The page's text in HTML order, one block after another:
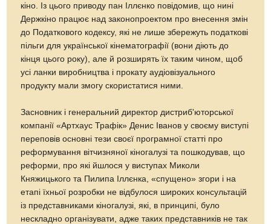
кіно. Із цього приводу пан Іллєнко повідомив, що нині
Держкіно працює над законопроектом про внесення змін
до Податкового кодексу, які не лише збережуть податкові
пільги для української кінематографії (вони діють до
кінця цього року), але й розширять їх таким чином, щоб
усі ланки виробництва і прокату аудіовізуального
продукту мали змогу скористатися ними.
Засновник і генеральний директор дистриб'юторської
компанії «Артхаус Трафік» Денис Іванов у своєму виступі
переповів основні тези своєї програмної статті про
реформування вітчизняної кіногалузі та пошкодував, що
реформи, про які йшлося у виступах Миколи
Княжицького та Пилипа Іллєнка, «спущено» згори і на
етапі їхньої розробки не відбулося широких консультацій
із представниками кіногалузі, які, в принципі, було
нескладно організувати, адже таких представників не так